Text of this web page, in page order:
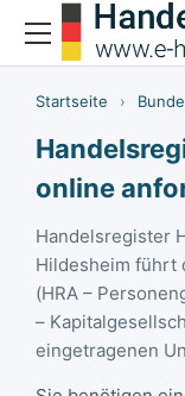
Startseite ›
online
Handelsregister
Hildesheim führt
(HRA –
–
eingetragenen